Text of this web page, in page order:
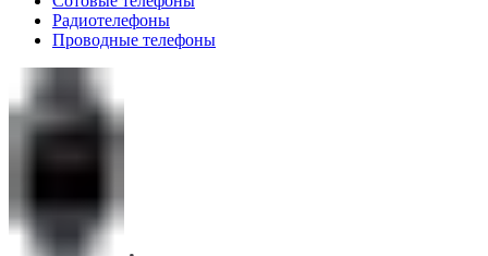
Радиотелефоны
Проводные телефоны